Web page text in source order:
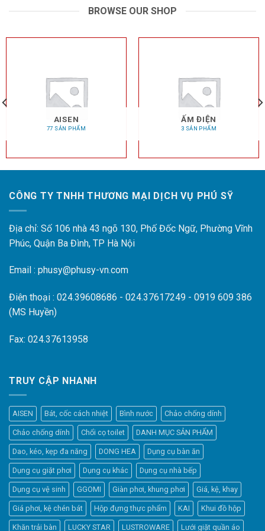
BROWSE OUR SHOP
AISEN
77 SẢN PHẨM
ẤM ĐIỆN
3 SẢN PHẨM
CÔNG TY TNHH THƯƠNG MẠI DỊCH VỤ PHÚ SỸ
Địa chỉ: Số 106 nhà 43 ngõ 130, Phố Đốc Ngữ, Phường Vĩnh
Phúc, Quận Ba Đình, TP Hà Nội
Email : phusy@phusy-vn.com
Điện thoại : 024.39608686 - 024.37617249 - 0919 609 386
(MS Huyền)
Fax: 024.37613958
TRUY CẬP NHANH
AISEN Bát, cốc cách nhiệt Bình nước Chảo chống dính
Chảo chống dính Chổi cọ toilet DANH MỤC SẢN PHẨM
Dao, kéo, kẹp đa năng DONG HEA Dụng cụ bàn ăn
Dụng cụ giặt phơi Dụng cụ khác Dụng cụ nhà bếp
Dụng cụ vệ sinh GGOMI Giàn phơi, khung phơi Giá, kệ, khay
Giá phơi, kệ chén bát Hộp đựng thực phẩm KAI Khui đồ hộp
Khăn trải bàn LUCKY STAR LUSTROWARE Lưới giặt quần áo